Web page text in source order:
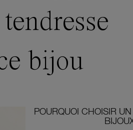
bijou
POURQUOI CHOISIR